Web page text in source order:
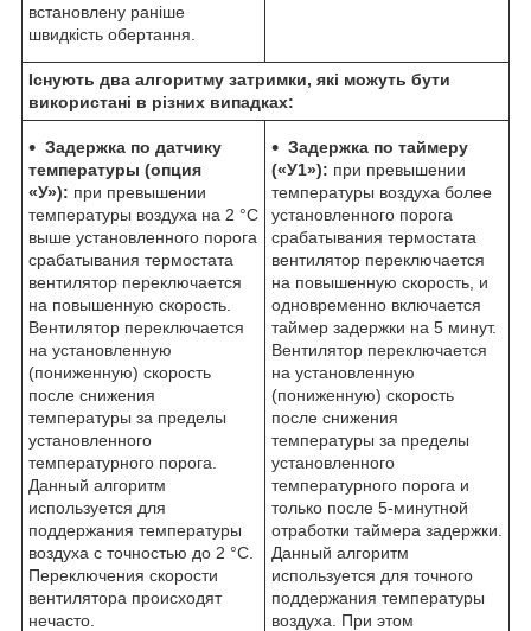
встановлену раніше
швидкість обертання.
Існують два алгоритму затримки, які можуть бути
використані в різних випадках:
Задержка по датчику
температуры (опция
«У»): при превышении
температуры воздуха на 2 °С
выше установленного порога
срабатывания термостата
вентилятор переключается
на повышенную скорость.
Вентилятор переключается
на установленную
(пониженную) скорость
после снижения
температуры за пределы
установленного
температурного порога.
Данный алгоритм
используется для
поддержания температуры
воздуха с точностью до 2 °С.
Переключения скорости
вентилятора происходят
нечасто.
Задержка по таймеру
(«У1»): при превышении
температуры воздуха более
установленного порога
срабатывания термостата
вентилятор переключается
на повышенную скорость, и
одновременно включается
таймер задержки на 5 минут.
Вентилятор переключается
на установленную
(пониженную) скорость
после снижения
температуры за пределы
установленного
температурного порога и
только после 5-минутной
отработки таймера задержки.
Данный алгоритм
используется для точного
поддержания температуры
воздуха. При этом